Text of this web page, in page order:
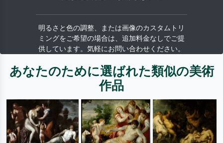
明るさと色の調整、または画像のカスタムトリ
ミングをご希望の場合は、追加料金なしでご提
供しています。気軽にお問い合わせください。
あなたのために選ばれた類似の美術
作品